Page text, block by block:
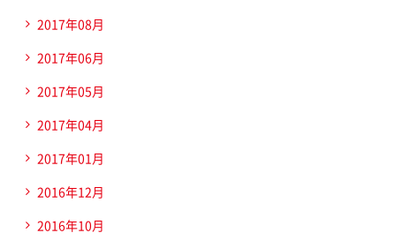
2017年08月
2017年06月
2017年05月
2017年04月
2017年01月
2016年12月
2016年10月